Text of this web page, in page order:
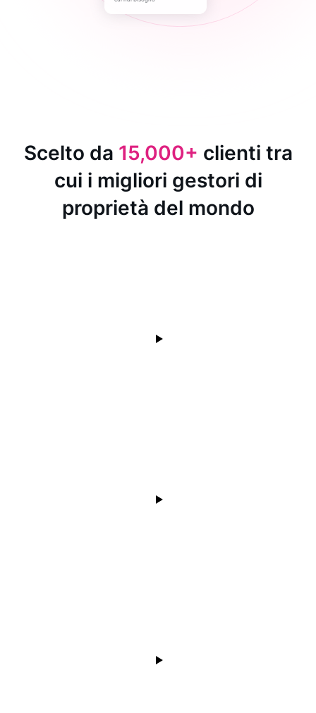
Scelto da 15,000+ clienti tra
cui i migliori gestori di
proprietà del mondo